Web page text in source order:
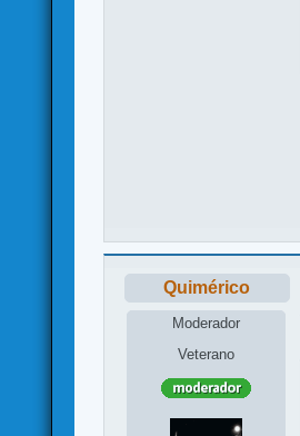
Quimérico
Moderador
Veterano